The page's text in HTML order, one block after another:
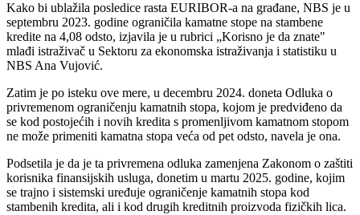
Kako bi ublažila posledice rasta EURIBOR-a na građane, NBS je u
septembru 2023. godine ograničila kamatne stope na stambene
kredite na 4,08 odsto, izjavila je u rubrici „Korisno je da znate"
mlađi istraživač u Sektoru za ekonomska istraživanja i statistiku u
NBS Ana Vujović.
Zatim je po isteku ove mere, u decembru 2024. doneta Odluka o
privremenom ograničenju kamatnih stopa, kojom je predviđeno da
se kod postojećih i novih kredita s promenljivom kamatnom stopom
ne može primeniti kamatna stopa veća od pet odsto, navela je ona.
Podsetila je da je ta privremena odluka zamenjena Zakonom o zaštiti
korisnika finansijskih usluga, donetim u martu 2025. godine, kojim
se trajno i sistemski uređuje ograničenje kamatnih stopa kod
stambenih kredita, ali i kod drugih kreditnih proizvoda fizičkih lica.